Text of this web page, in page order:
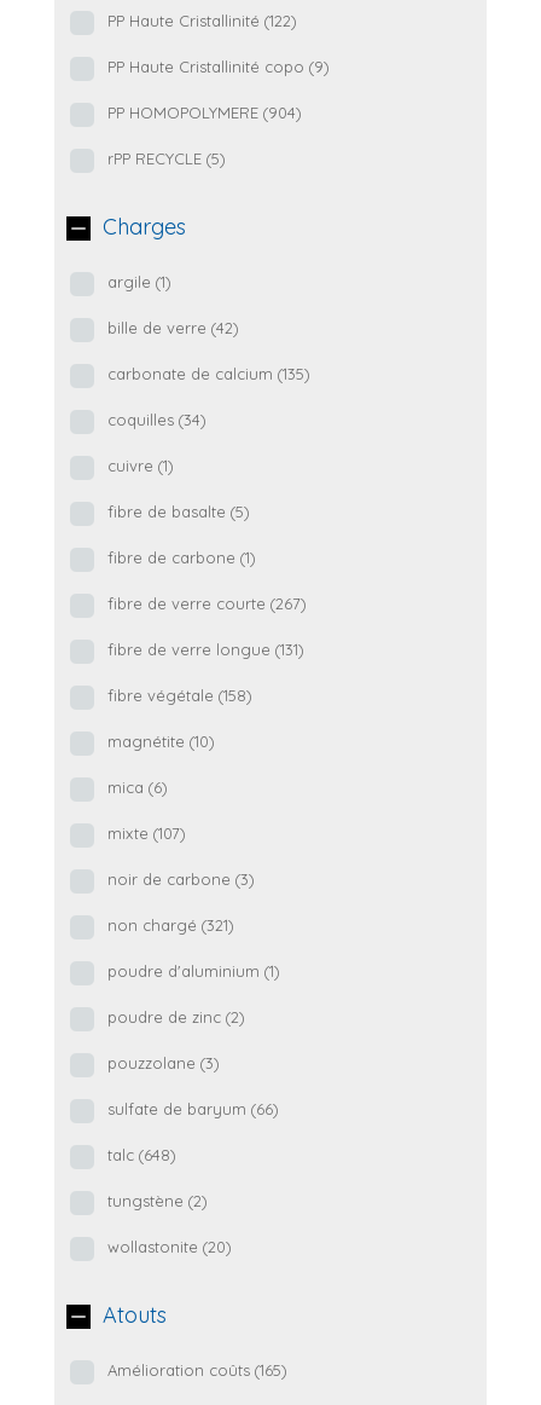
PP Haute Cristallinité (122)
PP Haute Cristallinité copo (9)
PP HOMOPOLYMERE (904)
rPP RECYCLE (5)
Charges
argile (1)
bille de verre (42)
carbonate de calcium (135)
coquilles (34)
cuivre (1)
fibre de basalte (5)
fibre de carbone (1)
fibre de verre courte (267)
fibre de verre longue (131)
fibre végétale (158)
magnétite (10)
mica (6)
mixte (107)
noir de carbone (3)
non chargé (321)
poudre d'aluminium (1)
poudre de zinc (2)
pouzzolane (3)
sulfate de baryum (66)
talc (648)
tungstène (2)
wollastonite (20)
Atouts
Amélioration coûts (165)